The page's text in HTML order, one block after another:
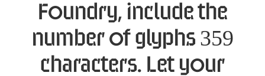
Foundry, include the
number of glyphs 359
characters. Let your